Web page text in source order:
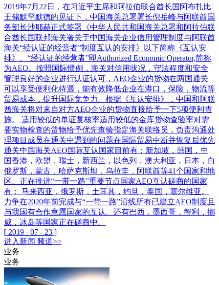
2019年7月22日，在习近平主席和阿拉伯联合酋长国阿布扎比
王储默罕默德的见证下，中国海关总署署长倪岳峰与阿联酋国
务部长沙耶赫正式签署《中华人民共和国海关总署和阿拉伯联
合酋长国联邦海关署关于中国海关企业信用管理制度与阿联酋
海关“经认证的经营者”制度互认的安排》以下简称《互认安
排》。“经认证的经营者”即Authorized Economic Operator,简称
为AEO。按照国际惯例，海关对信用状况，守法程度和安全
管理良好的企业进行认证认可，AEO企业的货物在两国通关
可以享受便利化待遇，能有效降低企业在港口，保险，物流等
贸易成本，提升国际竞争力。根据《互认安排》，中国和阿联
酋海关将对来自对方AEO企业的货物直接给予一下5项便利措
施。 适用较低的单证复核率适用较低的金库货物查验率对需
要实物检查的货物给予优先查验指定海关联络员，负责沟通处
理项目成员在通关中遇到的问题在国际贸易中断并恢复后优先
通关中国海关AEO国际互认国家目前有：新加坡，韩国，中
国香港，欧盟，瑞士，新西兰，以色列，澳大利亚，日本，白
俄罗斯，蒙古，哈萨克斯坦，乌拉圭，阿联酋等41个国家和地
区。正在推进“一带一路”重要节点国家AEO互认磋商的国家
有： 马来西亚，俄罗斯，土耳其，约旦，泰国，塞尔维亚。
力争在2020年前完成与“一带一路”沿线所有已建立AEO制度且
与我国有合作意愿国家的互认。还有巴西，墨西哥，智利，挪
威，冰岛等国家正在磋商中。
[ 2019 - 07 - 23 ]
进入 新闻 频道>>
业务
业务